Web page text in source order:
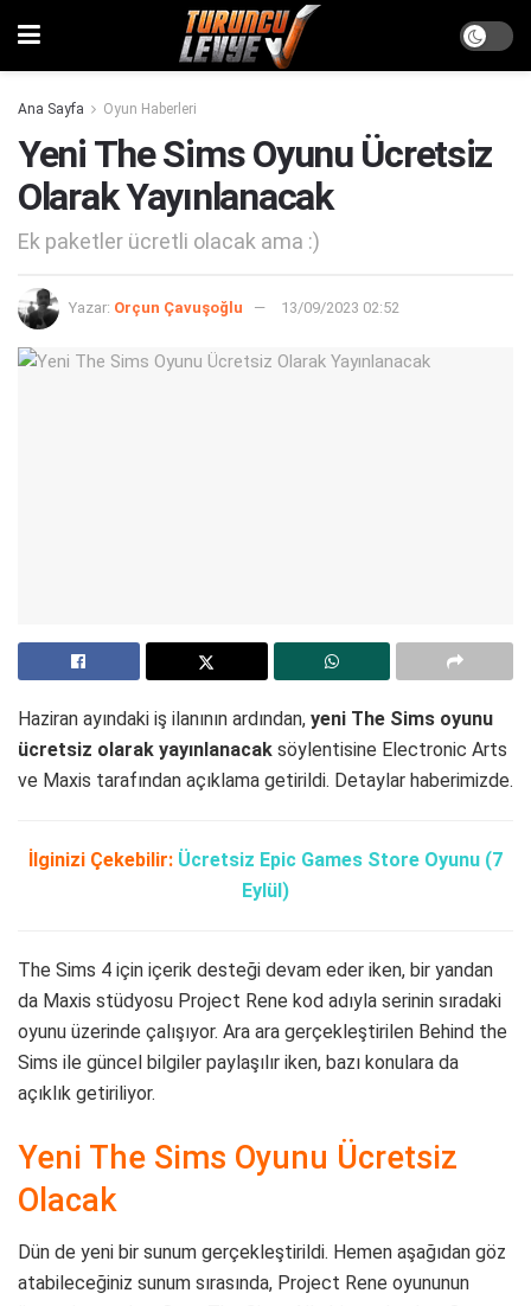
Ana Sayfa Oyun Haberleri
Yeni The Sims Oyunu Ücretsiz
Olarak Yayınlanacak
Ek paketler ücretli olacak ama :)
Yazar: Orçun Çavuşoğlu 13/09/2023 02:52
Haziran ayındaki iş ilanının ardından, yeni The Sims oyunu
ücretsiz olarak yayınlanacak söylentisine Electronic Arts
ve Maxis tarafından açıklama getirildi. Detaylar haberimizde.
İlginizi Çekebilir: Ücretsiz Epic Games Store Oyunu (7
Eylül)
The Sims 4 için içerik desteği devam eder iken, bir yandan
da Maxis stüdyosu Project Rene kod adıyla serinin sıradaki
oyunu üzerinde çalışıyor. Ara ara gerçekleştirilen Behind the
Sims ile güncel bilgiler paylaşılır iken, bazı konulara da
açıklık getiriliyor.
Yeni The Sims Oyunu Ücretsiz
Olacak
Dün de yeni bir sunum gerçekleştirildi. Hemen aşağıdan göz
atabileceğiniz sunum sırasında, Project Rene oyununun